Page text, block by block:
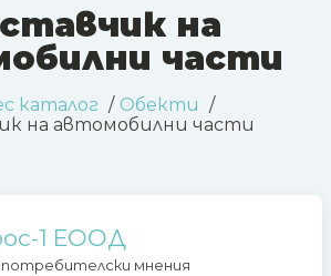
на
части
каталог
Обекти
на автомобилни части
1 EООД
потребителски мнения